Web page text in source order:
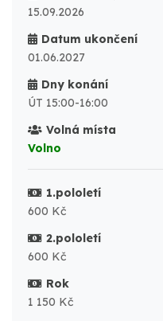
15.09.2026
Datum ukončení
01.06.2027
Dny konání
ÚT 15:00-16:00
Volná místa
Volno
1.pololetí
600 Kč
2.pololetí
600 Kč
Rok
1 150 Kč